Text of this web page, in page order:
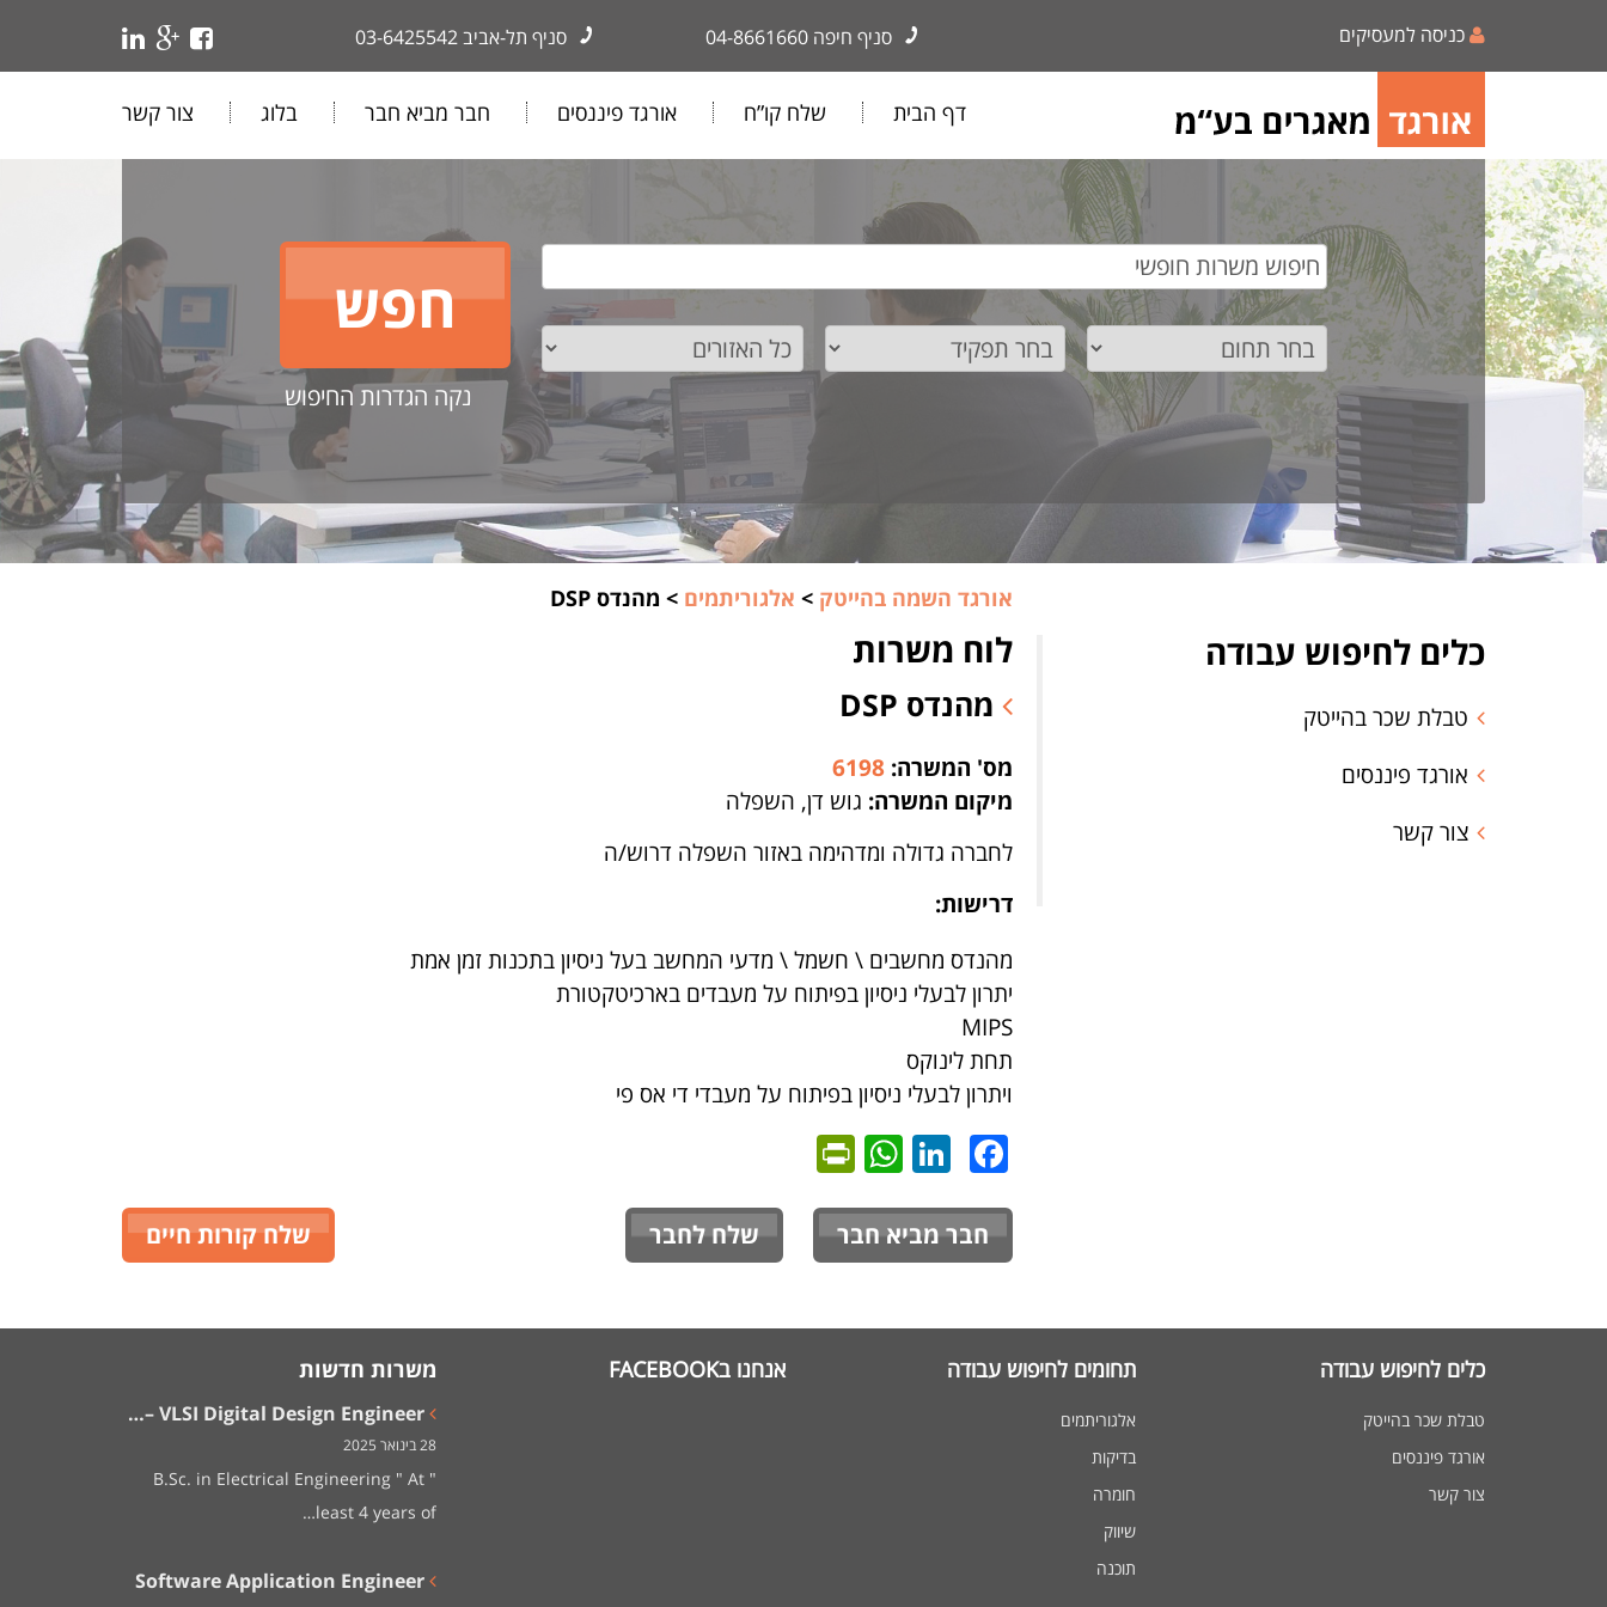
כניסה למעסיקים סניף חיפה 04-8661660 סניף תל-אביב03-6425542
דף הבית שלח קו”ח אורגד פיננסים חבר מביא חבר בלוג צור קשר
נקה הגדרות החיפוש
אורגד השמה בהייטק > אלגוריתמים > מהנדס DSP
לוח משרות
מהנדס DSP
מס' המשרה: 6198
מיקום המשרה: גוש דן, השפלה
לחברה גדולה ומדהימה באזור השפלה דרוש/ה
דרישות:
מהנדס מחשבים \ חשמל \ מדעי המחשב בעל ניסיון בתכנות זמן אמת
יתרון לבעלי ניסיון בפיתוח על מעבדים בארכיטקטורת
MIPS
תחת לינוקס
ויתרון לבעלי ניסיון בפיתוח על מעבדי די אס פי
Facebook
LinkedIn
WhatsApp
חבר מביא חבר שלח לחבר שלח קורות חיים
כלים לחיפוש עבודה
טבלת שכר בהייטק
אורגד פיננסים
צור קשר
כלים לחיפוש עבודה
טבלת שכר בהייטק
אורגד פיננסים
צור קשר
תחומים לחיפוש עבודה
אלגוריתמים
בדיקות
חומרה
שיווק
תוכנה
אנחנו בFACEBOOK משרות חדשות
VLSI Digital Design Engineer –…
28 בינואר 2025
" B.Sc. in Electrical Engineering " At
least 4 years of…
Software Application Engineer